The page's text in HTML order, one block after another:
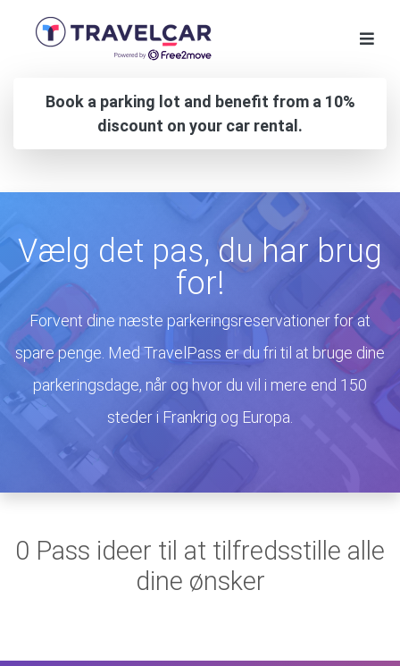
Book a parking lot and benefit from a 10%
discount on your car rental.
Vælg det pas, du har brug
for!
Forvent dine næste parkeringsreservationer for at
spare penge. Med TravelPass er du fri til at bruge dine
parkeringsdage, når og hvor du vil i mere end 150
steder i Frankrig og Europa.
0 Pass ideer til at tilfredsstille alle
dine ønsker